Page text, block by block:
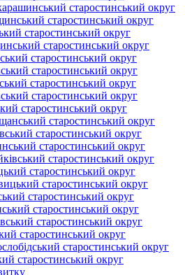
старостинський округ
старостинський округ
старостинський округ
старостинський округ
старостинський округ
старостинський округ
старостинський округ
старостинський округ
старостинський округ
старостинський округ
старостинський округ
старостинський округ
старостинський округ
старостинський округ
старостинський округ
старостинський округ
старостинський округ
старостинський округ
старостинський округ
старостинський округ
старостинський округ